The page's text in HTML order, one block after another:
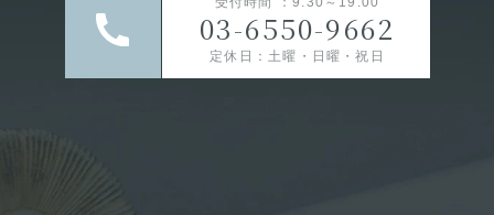
03-6550-9662
定休日：土曜・日曜・祝日